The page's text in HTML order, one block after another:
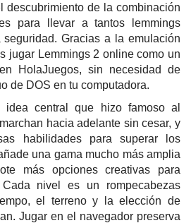
descubrimiento de la combinación
para llevar a tantos lemmings
Gracias a la emulación
jugar Lemmings 2 online como un
HolaJuegos, sin necesidad de
de DOS en tu computadora.
central que hizo famoso al
hacia adelante sin cesar, y
habilidades para superar los
una gama mucho más amplia
más opciones creativas para
nivel es un rompecabezas
el terreno y la elección de
Jugar en el navegador preserva